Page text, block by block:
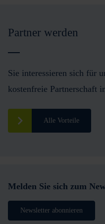
Partner werden
Sie interessieren sich für
kostenfreie Partnerschaft
Alle Vorteile
Melden Sie sich zum
Newsletter abonnieren